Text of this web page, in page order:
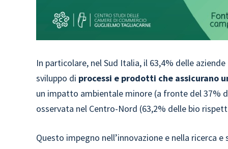
In particolare, nel Sud Italia, il 63,4% delle
sviluppo di processi e prodotti che assicurano
un impatto ambientale minore (a fronte del 37%
osservata nel Centro-Nord (63,2% delle bio
Questo impegno nell’innovazione e nella ricerca